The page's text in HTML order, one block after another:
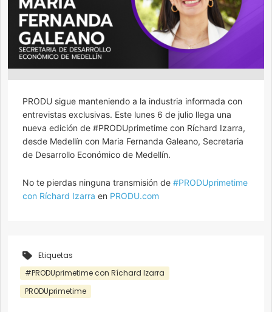
PRODU sigue manteniendo a la industria informada con
entrevistas exclusivas. Este lunes 6 de julio llega una
nueva edición de #PRODUprimetime con Ríchard Izarra,
desde Medellín con Maria Fernanda Galeano, Secretaria
de Desarrollo Económico de Medellín.
No te pierdas ninguna transmisión de #PRODUprimetime
con Ríchard Izarra en PRODU.com
Etiquetas
#PRODUprimetime con Ríchard Izarra
PRODUprimetime